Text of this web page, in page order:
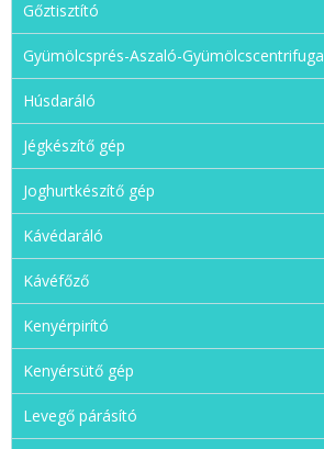
Gőztisztító
Gyümölcsprés-Aszaló-Gyümölcscentrifuga
Húsdaráló
Jégkészítő gép
Joghurtkészítő gép
Kávédaráló
Kávéfőző
Kenyérpirító
Kenyérsütő gép
Levegő párásító